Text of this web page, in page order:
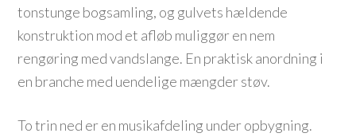
tonstunge bogsamling, og gulvets hældende
konstruktion mod et afløb muliggør en nem
rengøring med vandslange. En praktisk anordning i
en branche med uendelige mængder støv.
To trin ned er en musikafdeling under opbygning.